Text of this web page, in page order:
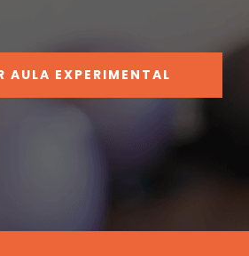
AULA EXPERIMENTAL